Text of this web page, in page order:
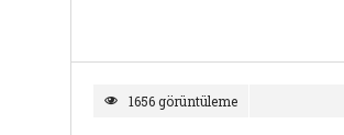
1656 görüntüleme